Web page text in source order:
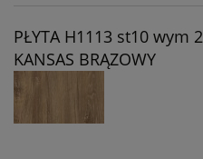
PŁYTA H1113 st10 wym
KANSAS BRĄZOWY